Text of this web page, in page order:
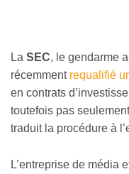
La SEC, le gendarme
récemment requalifié
en contrats
toutefois pas
traduit la procédure à
L’entreprise de média